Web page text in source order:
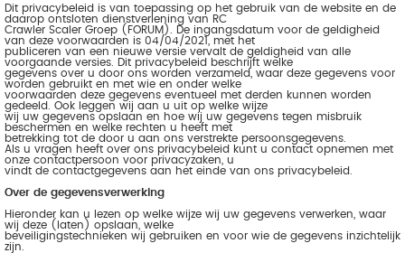
Dit privacybeleid is van toepassing op het gebruik van de website en de
daarop ontsloten dienstverlening van RC
Crawler Scaler Groep (FORUM). De ingangsdatum voor de geldigheid
van deze voorwaarden is 04/04/2021, met het
publiceren van een nieuwe versie vervalt de geldigheid van alle
voorgaande versies. Dit privacybeleid beschrijft welke
gegevens over u door ons worden verzameld, waar deze gegevens voor
worden gebruikt en met wie en onder welke
voorwaarden deze gegevens eventueel met derden kunnen worden
gedeeld. Ook leggen wij aan u uit op welke wijze
wij uw gegevens opslaan en hoe wij uw gegevens tegen misbruik
beschermen en welke rechten u heeft met
betrekking tot de door u aan ons verstrekte persoonsgegevens.
Als u vragen heeft over ons privacybeleid kunt u contact opnemen met
onze contactpersoon voor privacyzaken, u
vindt de contactgegevens aan het einde van ons privacybeleid.
Over de gegevensverwerking
Hieronder kan u lezen op welke wijze wij uw gegevens verwerken, waar
wij deze (laten) opslaan, welke
beveiligingstechnieken wij gebruiken en voor wie de gegevens inzichtelijk
zijn.